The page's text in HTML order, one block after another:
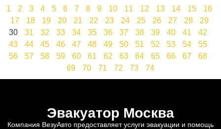
1 2 3 4 5 6 7 8 9 10 11 12 13 14 15
16
17
18 19 20 21 22 23 24 25 26 27 28
29
30
31 32 33 34 35 36 37 38 39 40 41
42
43
44 45 46 47 48 49 50 51 52 53 54
55
56
57 58 59 60 61 62 63 64 65 66 67
68
69
70 71 72 73 74
Эвакуатор Москва
Компания ВезуАвто предоставляет услуги эвакуации и помощь